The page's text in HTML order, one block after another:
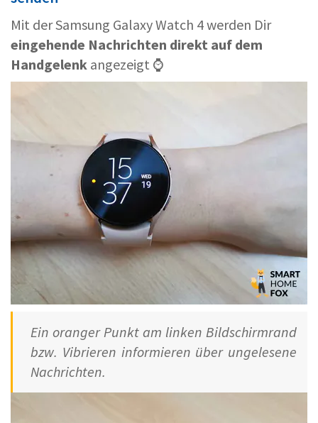
Mit der Samsung Galaxy Watch 4 werden Dir
eingehende Nachrichten direkt auf dem
Handgelenk angezeigt ⌚️
Ein oranger Punkt am linken Bildschirmrand
bzw. Vibrieren informieren über ungelesene
Nachrichten.